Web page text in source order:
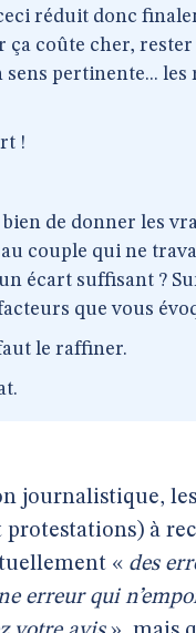
réduit donc
coûte cher,
pertinente...
!
bien de donner les
couple qui ne
écart suffisant ?
que vous
le raffiner.
journalistique,
protestations) à
« des
erreur qui